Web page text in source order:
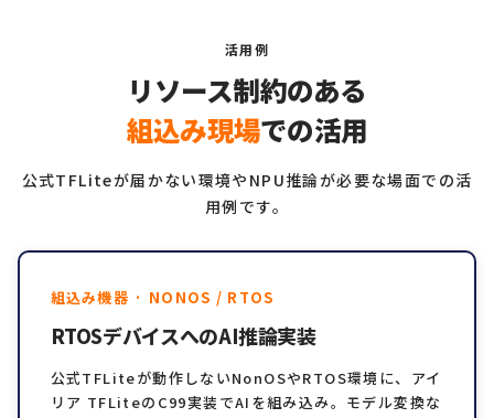
活用例
リソース制約のある
組込み現場での活用
公式TFLiteが届かない環境やNPU推論が必要な場面での活
用例です。
組込み機器 · NONOS / RTOS
RTOSデバイスへのAI推論実装
公式TFLiteが動作しないNonOSやRTOS環境に、アイ
リア TFLiteのC99実装でAIを組み込み。モデル変換な